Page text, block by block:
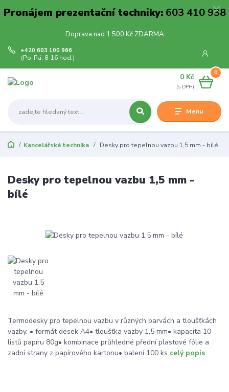
Pronájem prezentační techniky:603 410 938
Doprava nad 1 500 Kč ZDARMA
Menu
+420 603 100 966
(Po-Pá, 8-16 hod.)
0
0 Kč
Kancelářská technika Desky pro tepelnou vazbu 1,5 mm - bílé
Desky pro tepelnou vazbu 1,5 mm -
bílé
Termodesky pro tepelnou vazbu v různých barvách a tloušťkách
vazby. • formát desek A4• tloušťka vazby 1,5 mm• kapacita 10
listů papíru 80g• kombinace průhledné přední plastové fólie a
zadní strany z papírového kartonu• balení 100 ks celý popis